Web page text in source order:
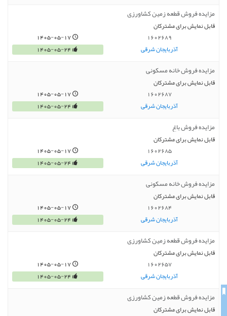
مزایده فروش قطعه زمین کشاورزی
قابل نمایش برای مشترکان
1602689
آذربایجان شرقی
1405-05-17
1405-05-24
مزایده فروش خانه مسکونی
قابل نمایش برای مشترکان
1602687
آذربایجان شرقی
1405-05-17
1405-05-24
مزایده فروش باغ
قابل نمایش برای مشترکان
1602685
آذربایجان شرقی
1405-05-17
1405-05-24
مزایده فروش خانه مسکونی
قابل نمایش برای مشترکان
1602684
آذربایجان شرقی
1405-05-17
1405-05-24
مزایده فروش قطعه زمین کشاورزی
قابل نمایش برای مشترکان
1602657
آذربایجان شرقی
1405-05-17
1405-05-24
مزایده فروش قطعه زمین کشاورزی
قابل نمایش برای مشترکان